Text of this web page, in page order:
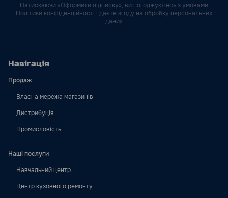
Натискаючи «Оформити підписку», ви погоджуютесь з умовами
Політики конфіденційності і даєте згоду на обробку персональних
даних
Навігація
Продаж
Власна мережа магазинів
Дистрибуція
Промисловість
Наші послуги
Навчальний центр
Центр кузовного ремонту